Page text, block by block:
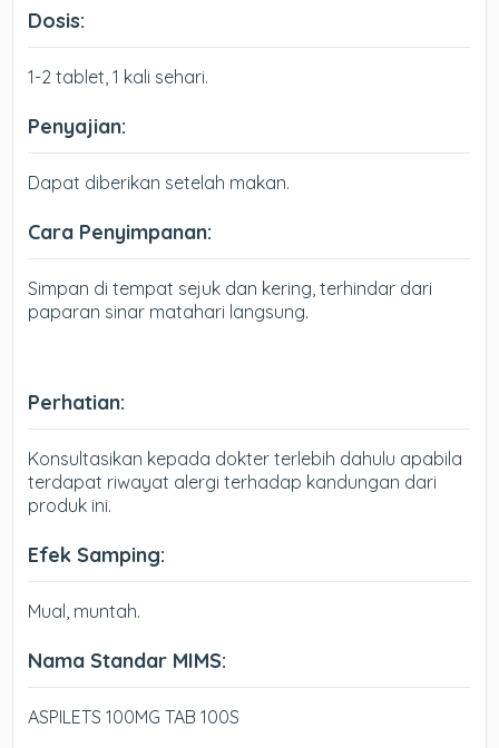
Dosis:
1-2 tablet, 1 kali sehari.
Penyajian:
Dapat diberikan setelah makan.
Cara Penyimpanan:
Simpan di tempat sejuk dan kering, terhindar dari
paparan sinar matahari langsung.
Perhatian:
Konsultasikan kepada dokter terlebih dahulu apabila
terdapat riwayat alergi terhadap kandungan dari
produk ini.
Efek Samping:
Mual, muntah.
Nama Standar MIMS:
ASPILETS 100MG TAB 100S